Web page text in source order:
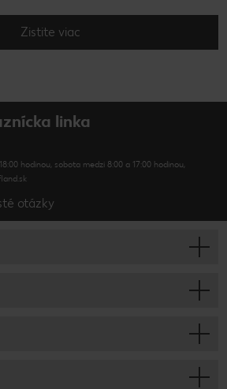
Zistite viac
linka
hodinou, sobota medzi 8:00 a 17:00 hodinou,
otázky